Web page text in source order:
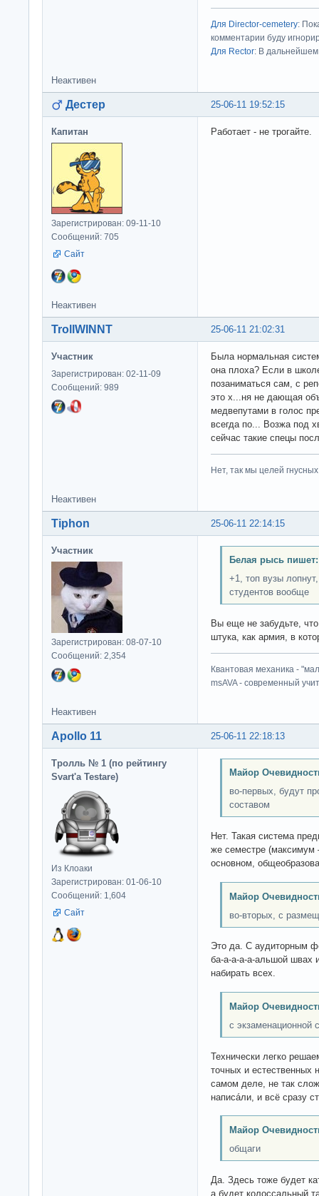
Для Director-cemetery:
комментарии буду
Для Rector: В дальнейшем
Неактивен
25-06-11 19:52:15
Дестер
Капитан
Зарегистрирован: 09-11-10
Сообщений: 705
Сайт
Работает - не трогайте.
Неактивен
25-06-11 21:02:31
TrollWINNT
Участник
Зарегистрирован: 02-11-09
Сообщений: 989
Была нормальная
она плоха? Если в
позаниматься сам, с
это х...ня не дающая
медвепутами в голос
всегда по... Возжа под
сейчас такие спецы
Нет, так мы целей
Неактивен
25-06-11 22:14:15
Tiphon
Участник
Зарегистрирован: 08-07-10
Сообщений: 2,354
Белая рысь пишет:
+1, топ вузы
студентов вообще
Вы еще не забудьте,
штука, как армия, в
Квантовая механика -
msAVA - современный
Неактивен
25-06-11 22:18:13
Apollo 11
Тролль № 1 (по рейтингу
Svart'а Testare)
Из Клоаки
Зарегистрирован: 01-06-10
Сообщений: 1,604
Сайт
Майор
во-первых, будут
составом
Нет. Такая система
же семестре (максимум
основном,
Майор
во-вторых, с
Это да. С аудиторным
ба-а-а-а-а-альшой швах
набирать всех.
Майор
с экзаменационной
Технически легко
точных и естественных
самом деле, не так
написáли, и всё сразу
Майор
общаги
Да. Здесь тоже будет
а будет колоссальный